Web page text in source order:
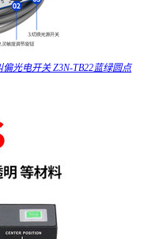
光电开关 Z3N-TB22蓝绿圆点